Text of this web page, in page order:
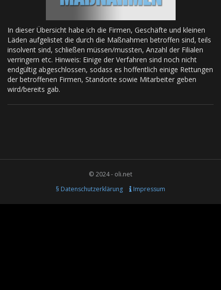
In dieser Übersicht habe ich die Firmen, Geschäfte und kleinen
Läden aufgelistet die durch die Maßnahmen betroffen sind, teils
insolvent sind, schließen müssen/mussten, Anzahl der Filialen
verringern etc. Hinweis: Einige der Verfahren sind noch nicht
endgültig abgeschlossen, sodass es hoffentlich einige Rettungen
der betroffenen Firmen, Standorte sowie Mitarbeiter geben
wird/bereits gab.
© 2024 - oli.net
§ Datenschutzerklärung
Impressum